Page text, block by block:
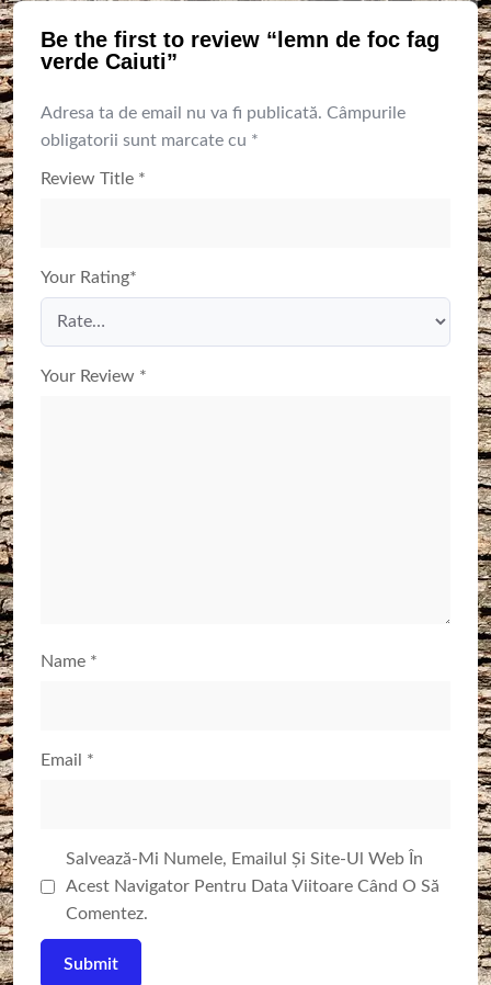
Be the first to review “lemn de foc fag
verde Caiuti”
Adresa ta de email nu va fi publicată. Câmpurile
obligatorii sunt marcate cu *
Review Title *
Your Rating*
Your Review *
Name *
Email *
Salvează-Mi Numele, Emailul Și Site-Ul Web În
Acest Navigator Pentru Data Viitoare Când O Să
Comentez.